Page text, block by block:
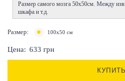
Размер самого мозга 50х50см. Между
шкафа и т.д.
Размер: 100х50 см
Цена: 633 грн
КУПИТЬ